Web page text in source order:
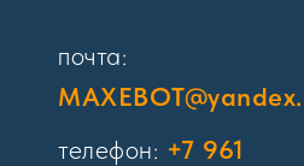
почта:
телефон: +7 961